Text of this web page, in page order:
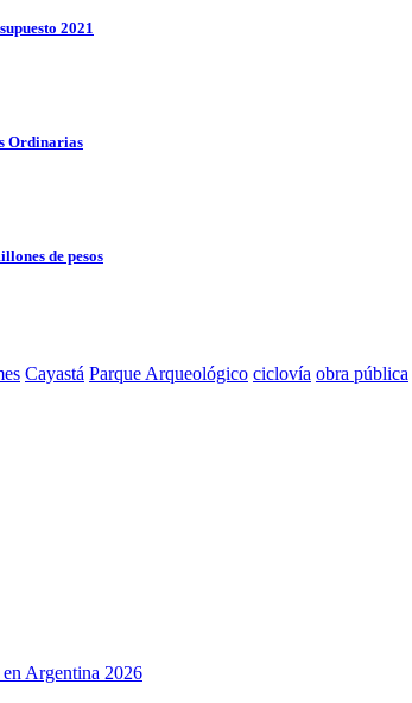
2021
Ordinarias
de pesos
Cayastá Parque Arqueológico ciclovía obra pública
en Argentina 2026